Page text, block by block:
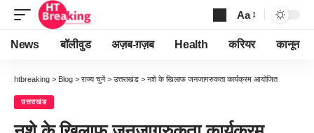
Font
Resizer
Aa
News बॉलीवुड अज़ब-ग़ज़ब Health करियर कानून
htbreaking > Blog > राज्य चुनें > उत्तराखंड > नशे के खिलाफ जनजागरुकता कार्यक्रम आयोजित
उत्तराखंड